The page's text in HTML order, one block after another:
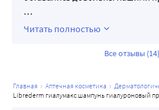
…
Читать полностью
Все отзывы (14)
главная аптечная косметика
librederm гиалумакс шампунь гиалуроновый